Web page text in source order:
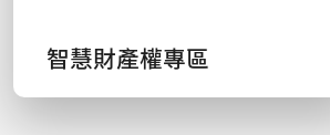
智慧財產權專區